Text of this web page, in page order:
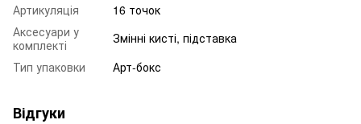
Артикуляція
16 точок
Аксесуари у
комплекті
Змінні кисті, підставка
Тип упаковки
Арт-бокс
Відгуки